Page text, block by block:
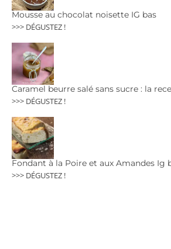
Mousse au chocolat noisette IG bas
>>> DÉGUSTEZ !
Caramel beurre salé sans sucre : la
>>> DÉGUSTEZ !
Fondant à la Poire et aux Amandes Ig
>>> DÉGUSTEZ !